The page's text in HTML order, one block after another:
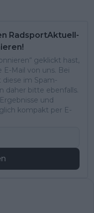
RadsportAktuell-
geklickt hast,
Mail von uns. Bei
im Spam-
daher bitte ebenfalls.
und
kompakt per E-